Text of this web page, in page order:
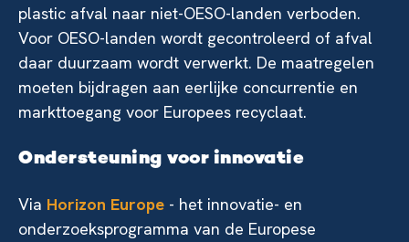
plastic afval naar niet-OESO-landen verboden.
Voor OESO-landen wordt gecontroleerd of afval
daar duurzaam wordt verwerkt. De maatregelen
moeten bijdragen aan eerlijke concurrentie en
markttoegang voor Europees recyclaat.
Ondersteuning voor innovatie
Via Horizon Europe - het innovatie- en
onderzoeksprogramma van de Europese